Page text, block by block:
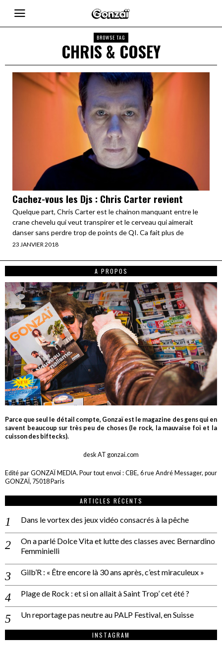
BROWSE TAG
CHRIS & COSEY
Cachez-vous les Djs : Chris Carter revient
Quelque part, Chris Carter est le chainon manquant entre le
crane chevelu qui veut transpirer et le cerveau qui aimerait
danser sans perdre trop de points de QI. Ca fait plus de
23 JANVIER 2018
A PROPOS
Parce que seul le détail compte, Gonzaï est le magazine des gens qui en
savent beaucoup sur très peu de choses (le rock, la mauvaise foi et la
cuisson des biftecks).
desk AT gonzai.com
Edité par GONZAÏ MEDIA. Pour tout envoi : CBE, 6 rue André Messager, pour
GONZAÏ, 75018 Paris
ARTICLES RÉCENTS
Dans le vortex des jeux vidéo consacrés à la pêche
On a parlé Dolce Vita et lutte des classes avec Bernardino
Femminielli
Gilb’R : « Être encore là 30 ans après, c’est miraculeux »
Plage de Rock : et si on allait à Saint Trop’ cet été ?
Un reportage pas neutre au PALP Festival, en Suisse
INSTAGRAM